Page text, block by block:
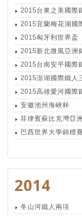
2015台東之美國際
2015宜蘭梅花湖國
2015匈牙利世界盃
2015新北微風亞洲
2015台南安平國際
2015澎湖國際鐵人
2015高雄愛河國際
安徽池州海峽杯
菲律賓蘇比克灣亞
巴西世界大學錦標賽
2014
冬山河鐵人兩項